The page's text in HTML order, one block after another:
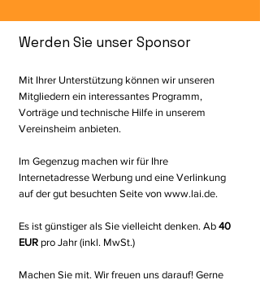
Werden Sie unser Sponsor
Mit Ihrer Unterstützung können wir unseren
Mitgliedern ein interessantes Programm,
Vorträge und technische Hilfe in unserem
Vereinsheim anbieten.
Im Gegenzug machen wir für Ihre
Internetadresse Werbung und eine Verlinkung
auf der gut besuchten Seite von www.lai.de.
Es ist günstiger als Sie vielleicht denken. Ab 40
EUR pro Jahr (inkl. MwSt.)
Machen Sie mit. Wir freuen uns darauf! Gerne